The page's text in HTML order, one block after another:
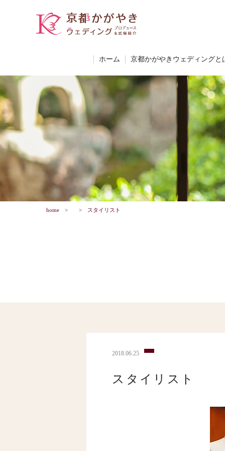
ホーム 京都かがやきウェディングと
home スタイリスト
2018.06.25
スタイリスト